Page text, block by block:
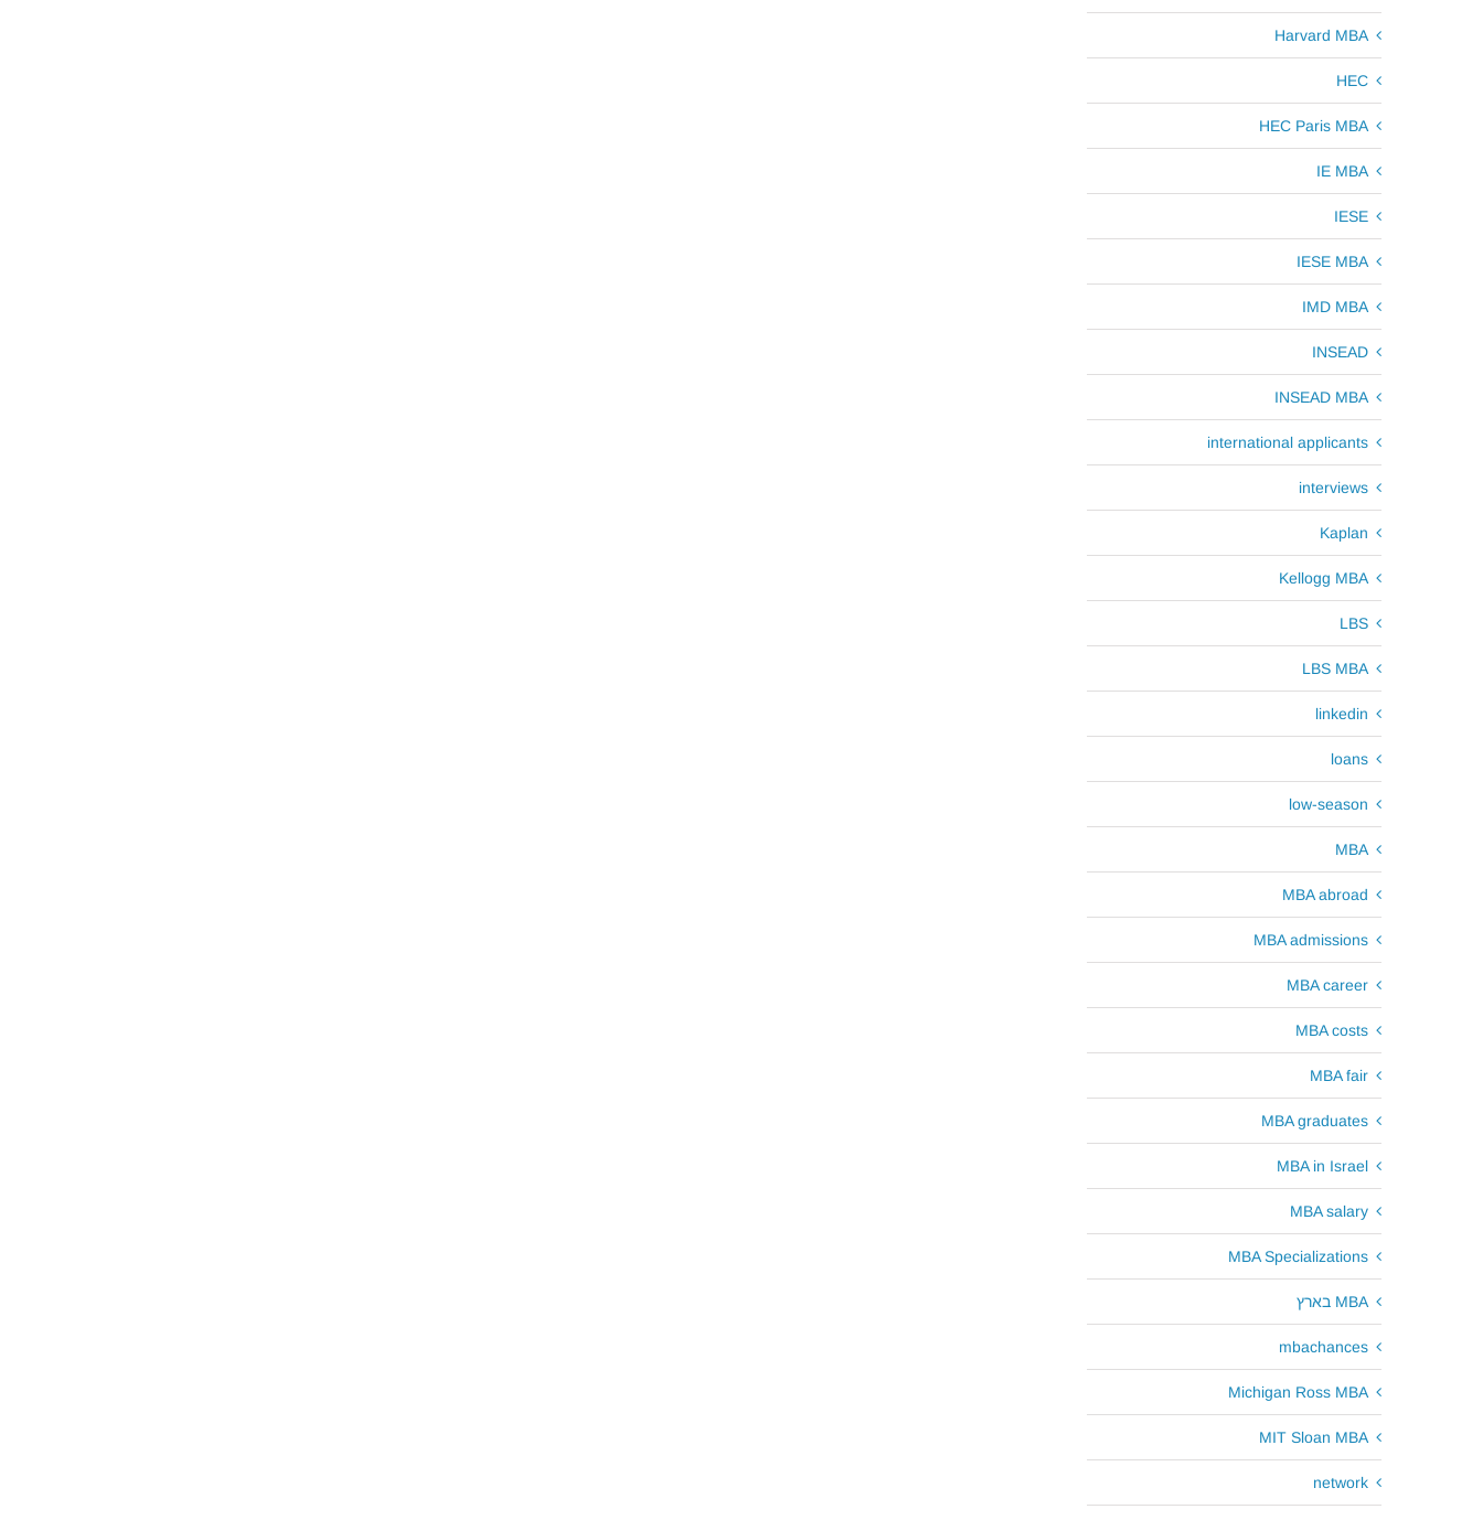
Harvard MBA
HEC
HEC Paris MBA
IE MBA
IESE
IESE MBA
IMD MBA
INSEAD
INSEAD MBA
international applicants
interviews
Kaplan
Kellogg MBA
LBS
LBS MBA
linkedin
loans
low-season
MBA
MBA abroad
MBA admissions
MBA career
MBA costs
MBA fair
MBA graduates
MBA in Israel
MBA salary
MBA Specializations
MBA בארץ
mbachances
Michigan Ross MBA
MIT Sloan MBA
network